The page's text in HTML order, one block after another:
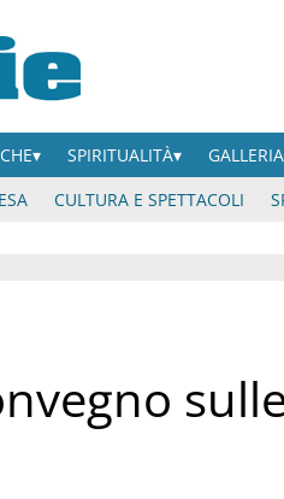
SPIRITUALITÀ GALLERIA
CULTURA E SPETTACOLI